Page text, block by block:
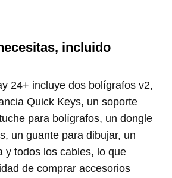
incluido
24+ incluye dos bolígrafos v2,
Quick Keys, un soporte
para bolígrafos, un dongle
un guante para dibujar, un
y todos los cables, lo que
de comprar accesorios